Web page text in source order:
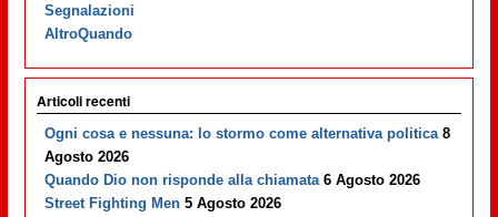
Segnalazioni
AltroQuando
Articoli recenti
Ogni cosa e nessuna: lo stormo come alternativa politica 8
Agosto 2026
Quando Dio non risponde alla chiamata 6 Agosto 2026
Street Fighting Men 5 Agosto 2026